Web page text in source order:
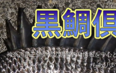
神奈川県三浦半島の黒鯛釣り情報を中心
もあり